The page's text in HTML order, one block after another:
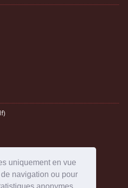
uniquement en vue
navigation ou pour
anonymes.